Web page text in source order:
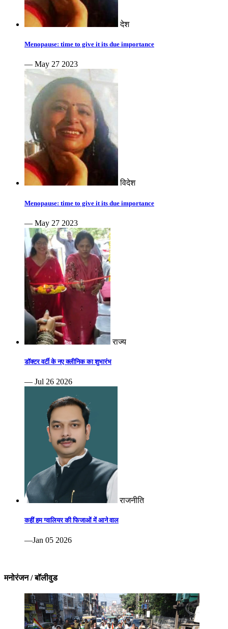
देश
Menopause: time to give it its due importance
— May 27 2023
विदेश
Menopause: time to give it its due importance
— May 27 2023
राज्य
डॉक्टर वर्टी के नए क्लीनिक का शुभारंभ
— Jul 26 2026
राजनीति
कहीं हम ग्वालियर की फिजाओं में आने वाल
—Jan 05 2026
मनोरंजन / बॉलीवुड